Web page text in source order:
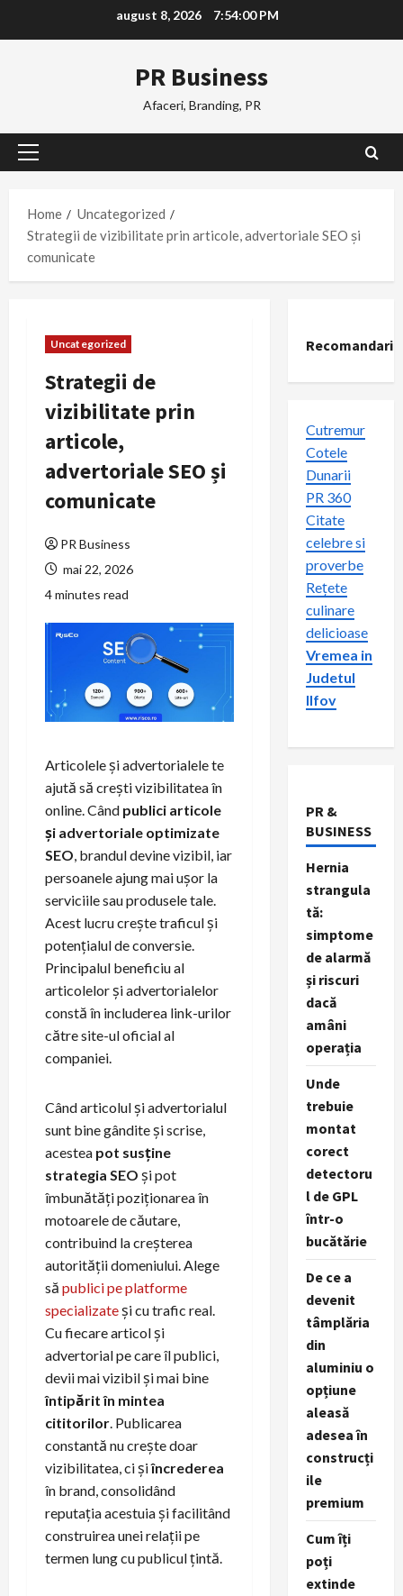
august 8, 2026 7:54:00 PM
PR Business
Afaceri, Branding, PR
Primary
Home
Uncategorized
Strategii de vizibilitate prin articole, advertoriale SEO și
comunicate
Uncategorized
Strategii de
vizibilitate prin
articole,
advertoriale SEO și
comunicate
PR Business
mai 22, 2026
4 minutes read
Articolele și advertorialele te
ajută să crești vizibilitatea în
online. Când publici articole
și advertoriale optimizate
SEO, brandul devine vizibil, iar
persoanele ajung mai ușor la
serviciile sau produsele tale.
Acest lucru crește traficul și
potențialul de conversie.
Principalul beneficiu al
articolelor și advertorialelor
constă în includerea link-urilor
către site-ul oficial al
companiei.
Când articolul și advertorialul
sunt bine gândite și scrise,
acestea pot susține
strategia SEO și pot
îmbunătăți poziționarea în
motoarele de căutare,
contribuind la creșterea
autorității domeniului. Alege
să publici pe platforme
specializateși cu trafic real.
Cu fiecare articol și
advertorial pe care îl publici,
devii mai vizibil și mai bine
întipărit în mintea
cititorilor. Publicarea
constantă nu crește doar
vizibilitatea, ci șiîncrederea
în brand, consolidând
reputația acestuia și facilitând
construirea unei relații pe
termen lung cu publicul țintă.
Recomandari
Cutremur
Cotele
Dunarii
PR 360
Citate
celebre si
proverbe
Rețete
culinare
delicioase
Vremea in
Judetul
Ilfov
PR &
BUSINESS
Hernia
strangula
tă:
simptome
de alarmă
și riscuri
dacă
amâni
operația
Unde
trebuie
montat
corect
detectoru
l de GPL
într-o
bucătărie
De ce a
devenit
tâmplăria
din
aluminiu o
opțiune
aleasă
adesea în
construcți
ile
premium
Cum îți
poți
extinde